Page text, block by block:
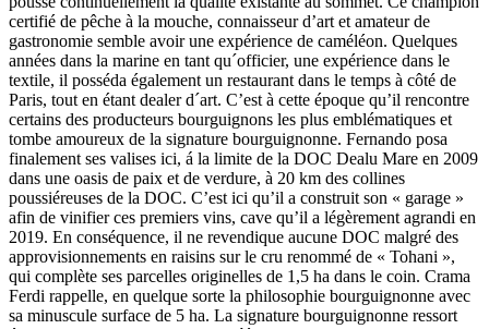
certifié de pêche à la mouche, connaisseur d’art et amateur de
gastronomie semble avoir une expérience de caméléon. Quelques
années dans la marine en tant qu´officier, une expérience dans le
textile, il posséda également un restaurant dans le temps à côté de
Paris, tout en étant dealer d´art. C’est à cette époque qu’il rencontre
certains des producteurs bourguignons les plus emblématiques et
tombe amoureux de la signature bourguignonne. Fernando posa
finalement ses valises ici, á la limite de la DOC Dealu Mare en 2009
dans une oasis de paix et de verdure, à 20 km des collines
poussiéreuses de la DOC. C’est ici qu’il a construit son « garage »
afin de vinifier ces premiers vins, cave qu’il a légèrement agrandi en
2019. En conséquence, il ne revendique aucune DOC malgré des
approvisionnements en raisins sur le cru renommé de « Tohani »,
qui complète ses parcelles originelles de 1,5 ha dans le coin. Crama
Ferdi rappelle, en quelque sorte la philosophie bourguignonne avec
sa minuscule surface de 5 ha. La signature bourguignonne ressort